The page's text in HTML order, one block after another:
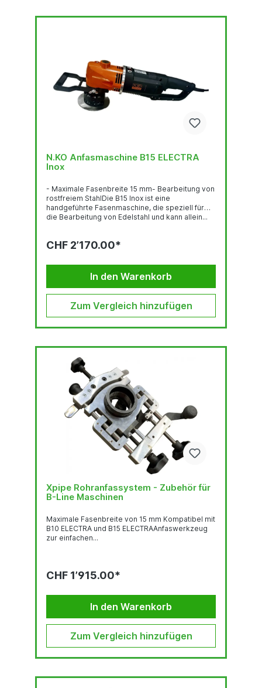
N.KO Anfasmaschine B15 ELECTRA
Inox
- Maximale Fasenbreite 15 mm- Bearbeitung von
rostfreiem StahlDie B15 Inox ist eine
handgeführte Fasenmaschine, die speziell für
die Bearbeitung von Edelstahl und kann allein...
CHF 2’170.00*
In den Warenkorb
Zum Vergleich hinzufügen
Xpipe Rohranfassystem - Zubehör für
B-Line Maschinen
Maximale Fasenbreite von 15 mm Kompatibel mit
B10 ELECTRA und B15 ELECTRAAnfaswerkzeug
zur einfachen...
CHF 1’915.00*
In den Warenkorb
Zum Vergleich hinzufügen